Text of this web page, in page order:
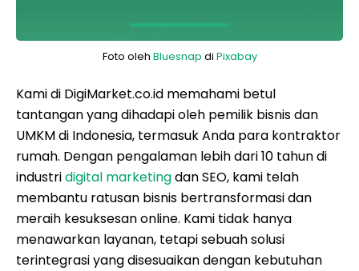
Foto oleh Bluesnap di Pixabay
Kami di DigiMarket.co.id memahami betul
tantangan yang dihadapi oleh pemilik bisnis dan
UMKM di Indonesia, termasuk Anda para kontraktor
rumah. Dengan pengalaman lebih dari 10 tahun di
industridigital marketingdan SEO, kami telah
membantu ratusan bisnis bertransformasi dan
meraih kesuksesan online. Kami tidak hanya
menawarkan layanan, tetapi sebuah solusi
terintegrasi yang disesuaikan dengan kebutuhan